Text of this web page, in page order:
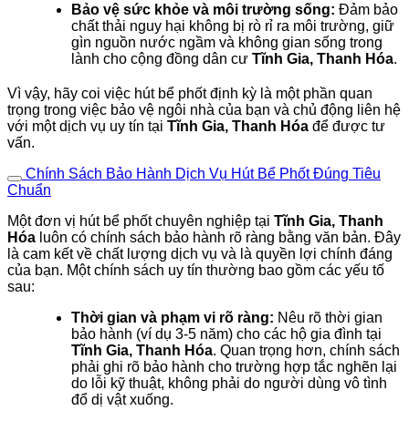
Bảo vệ sức khỏe và môi trường sống: Đảm bảo
chất thải nguy hại không bị rò rỉ ra môi trường, giữ
gìn nguồn nước ngầm và không gian sống trong
lành cho cộng đồng dân cư Tĩnh Gia, Thanh Hóa.
Vì vậy, hãy coi việc hút bể phốt định kỳ là một phần quan
trọng trong việc bảo vệ ngôi nhà của bạn và chủ động liên hệ
với một dịch vụ uy tín tại Tĩnh Gia, Thanh Hóa để được tư
vấn.
Chính Sách Bảo Hành Dịch Vụ Hút Bể Phốt Đúng Tiêu
Chuẩn
Một đơn vị hút bể phốt chuyên nghiệp tại Tĩnh Gia, Thanh
Hóa luôn có chính sách bảo hành rõ ràng bằng văn bản. Đây
là cam kết về chất lượng dịch vụ và là quyền lợi chính đáng
của bạn. Một chính sách uy tín thường bao gồm các yếu tố
sau:
Thời gian và phạm vi rõ ràng: Nêu rõ thời gian
bảo hành (ví dụ 3-5 năm) cho các hộ gia đình tại
Tĩnh Gia, Thanh Hóa. Quan trọng hơn, chính sách
phải ghi rõ bảo hành cho trường hợp tắc nghẽn lại
do lỗi kỹ thuật, không phải do người dùng vô tình
đổ dị vật xuống.